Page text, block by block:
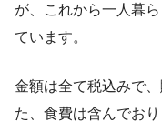
が、これから一人暮
ています。
金額は全て税込みで
た、食費は含んでおり